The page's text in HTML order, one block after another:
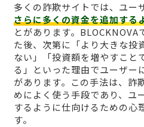
多くの詐欺サイトでは、ユー
さらに多くの資金を追加する
とがあります。
た後、次第に「より大きな投
ない」「投資額を増やすこと
る」といった理由でユーザー
があります。この手法は、詐
めによく使う手段であり、ユ
するように仕向けるための心
す。